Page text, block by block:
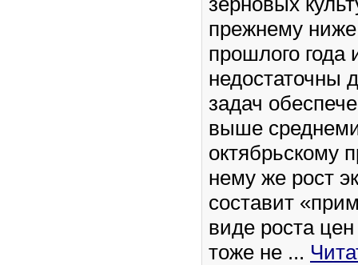
прежнему ниже
прошлого года
недостаточны
задач
выше
октябрьскому
нему же рост
составит
виде роста
тоже не ...